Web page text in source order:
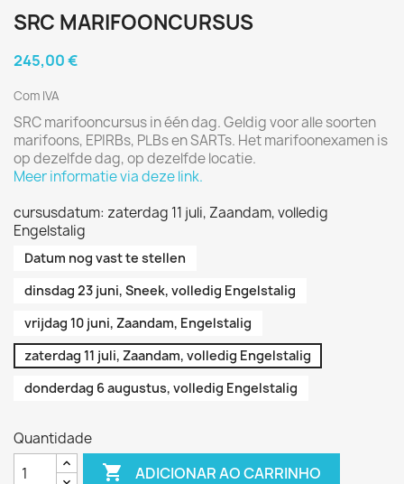
SRC MARIFOONCURSUS
245,00 €
Com IVA
SRC marifooncursus in één dag. Geldig voor alle soorten
marifoons, EPIRBs, PLBs en SARTs. Het marifoonexamen is
op dezelfde dag, op dezelfde locatie.
Meer informatie via deze link.
cursusdatum: zaterdag 11 juli, Zaandam, volledig
Engelstalig
Datum nog vast te stellen
dinsdag 23 juni, Sneek, volledig Engelstalig
vrijdag 10 juni, Zaandam, Engelstalig
zaterdag 11 juli, Zaandam, volledig Engelstalig
donderdag 6 augustus, volledig Engelstalig
Quantidade
 ADICIONAR AO CARRINHO